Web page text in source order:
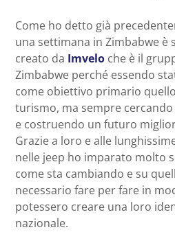
Come ho detto già
una settimana in Zimbabwe
creato da Imvelo che è il
Zimbabwe perché essendo
come obiettivo primario
turismo, ma sempre
e costruendo un futuro
Grazie a loro e alle
nelle jeep ho imparato molto
come sta cambiando e su
necessario fare per fare in
potessero creare una loro
nazionale.